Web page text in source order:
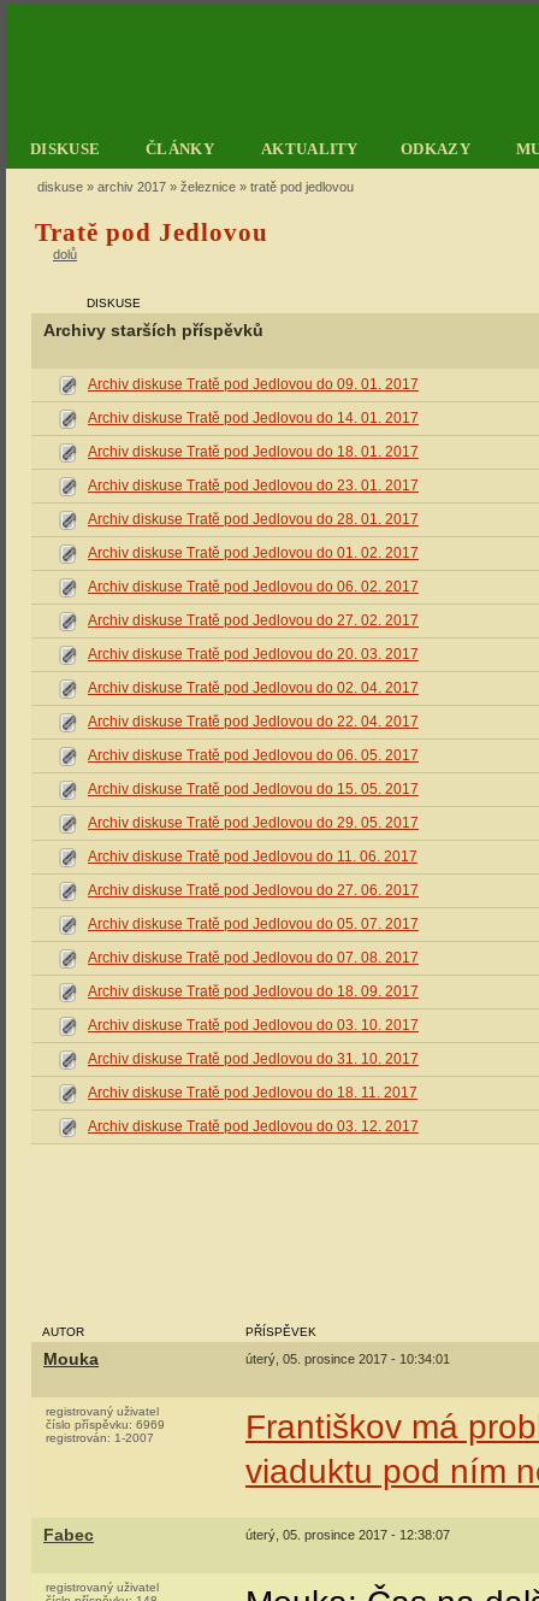
DISKUSE ČLÁNKY AKTUALITY ODKAZY
diskuse » archiv 2017 » železnice » tratě pod jedlovou
Tratě pod Jedlovou
dolů
DISKUSE
Archivy starších příspěvků
Archiv diskuse Tratě pod Jedlovou do 09. 01. 2017
Archiv diskuse Tratě pod Jedlovou do 14. 01. 2017
Archiv diskuse Tratě pod Jedlovou do 18. 01. 2017
Archiv diskuse Tratě pod Jedlovou do 23. 01. 2017
Archiv diskuse Tratě pod Jedlovou do 28. 01. 2017
Archiv diskuse Tratě pod Jedlovou do 01. 02. 2017
Archiv diskuse Tratě pod Jedlovou do 06. 02. 2017
Archiv diskuse Tratě pod Jedlovou do 27. 02. 2017
Archiv diskuse Tratě pod Jedlovou do 20. 03. 2017
Archiv diskuse Tratě pod Jedlovou do 02. 04. 2017
Archiv diskuse Tratě pod Jedlovou do 22. 04. 2017
Archiv diskuse Tratě pod Jedlovou do 06. 05. 2017
Archiv diskuse Tratě pod Jedlovou do 15. 05. 2017
Archiv diskuse Tratě pod Jedlovou do 29. 05. 2017
Archiv diskuse Tratě pod Jedlovou do 11. 06. 2017
Archiv diskuse Tratě pod Jedlovou do 27. 06. 2017
Archiv diskuse Tratě pod Jedlovou do 05. 07. 2017
Archiv diskuse Tratě pod Jedlovou do 07. 08. 2017
Archiv diskuse Tratě pod Jedlovou do 18. 09. 2017
Archiv diskuse Tratě pod Jedlovou do 03. 10. 2017
Archiv diskuse Tratě pod Jedlovou do 31. 10. 2017
Archiv diskuse Tratě pod Jedlovou do 18. 11. 2017
Archiv diskuse Tratě pod Jedlovou do 03. 12. 2017
AUTOR PŘÍSPĚVEK
Mouka úterý, 05. prosince 2017 - 10:34:01
registrovaný uživatel
číslo příspěvku: 6969
registrován: 1-2007
Františkov má
viaduktu pod ním
Fabec úterý, 05. prosince 2017 - 12:38:07
registrovaný uživatel